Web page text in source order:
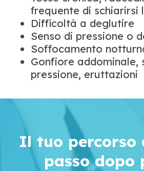
frequente di schiarirsi
Difficoltà a deglutire
Senso di pressione o
Soffocamento
Gonfiore addominale,
pressione, eruttazioni
Il tuo percorso
passo dopo